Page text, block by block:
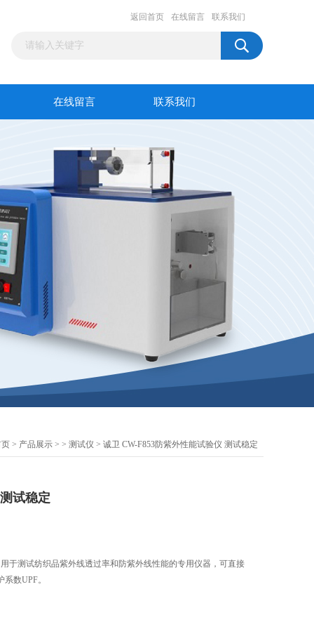
返回首页 在线留言 联系我们
在线留言 联系我们
> 产品展示 > > 测试仪 > 诚卫 CW-F853防紫外性能试验仪 测试稳定
试稳定
于测试纺织品紫外线透过率和防紫外线性能的专用仪器，可直接
数UPF。